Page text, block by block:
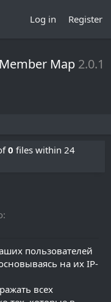
Log in Register
Map 2.0.1
0 files within 24
пользователей
на их IP-
всех